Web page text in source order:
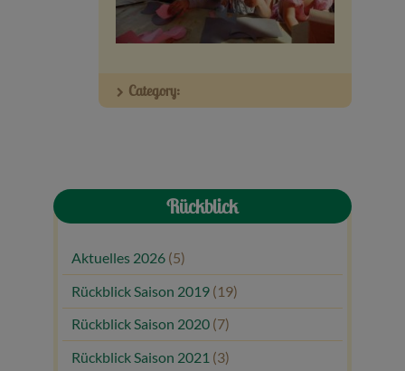
Veranstaltungen
Baumpaten
Category:
Rückblick
Aktuelles 2026 (5)
Rückblick Saison 2019 (19)
Rückblick Saison 2020 (7)
Rückblick Saison 2021 (3)